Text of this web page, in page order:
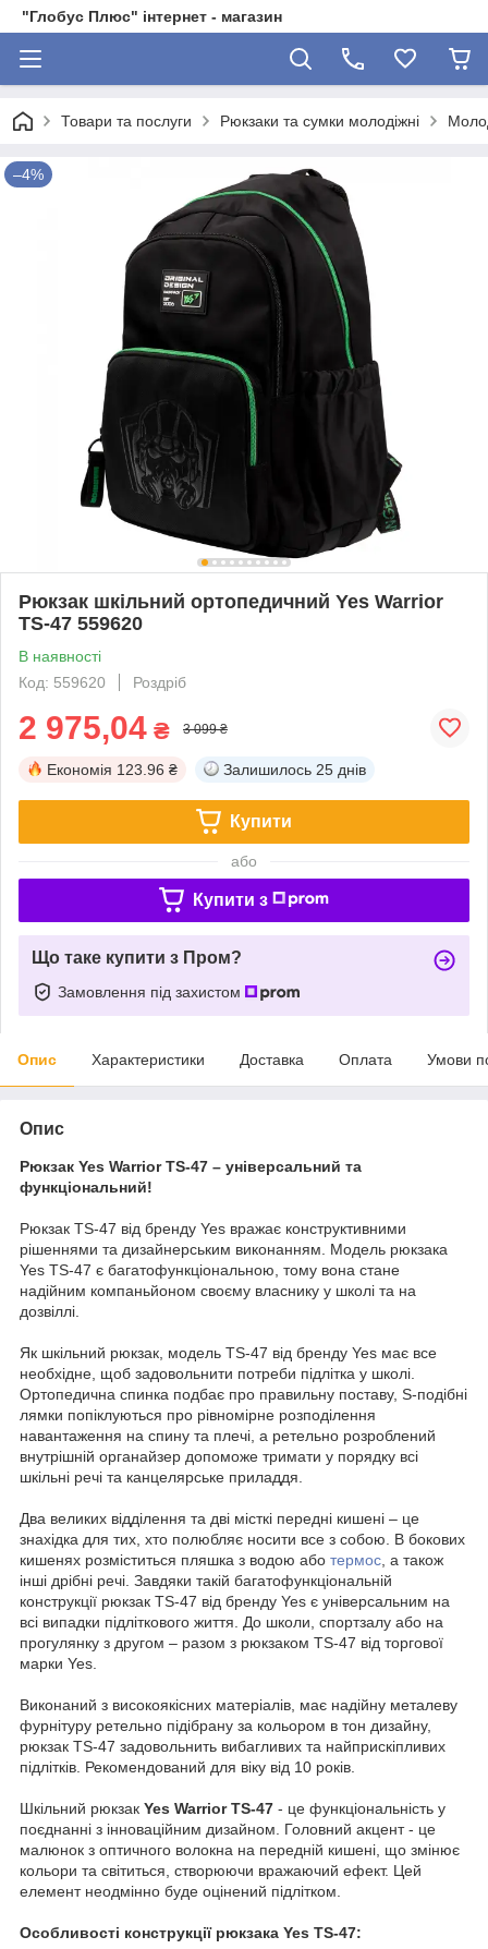
"Глобус Плюс" інтернет - магазин
Товари та послуги Рюкзаки та сумки молодіжні
–4%
Рюкзак шкільний ортопедичний Yes Warrior
TS-47 559620
В наявності
Код: 559620
Роздріб
2 975,04 ₴ 3 099 ₴
Економія 123.96 ₴ Залишилось 25 днів
Купити
або
Купити з
Що таке купити з Пром?
Замовлення під захистом
Опис Характеристики Доставка Оплата Умови
Опис
Рюкзак Yes Warrior TS-47 – універсальний та
функціональний!
Рюкзак TS-47 від бренду Yes вражає конструктивними
рішеннями та дизайнерським виконанням. Модель рюкзака
Yes TS-47 є багатофункціональною, тому вона стане
надійним компаньйоном своєму власнику у школі та на
дозвіллі.
Як шкільний рюкзак, модель TS-47 від бренду Yes має все
необхідне, щоб задовольнити потреби підлітка у школі.
Ортопедична спинка подбає про правильну поставу, S-подібні
лямки попіклуються про рівномірне розподілення
навантаження на спину та плечі, а ретельно розроблений
внутрішній органайзер допоможе тримати у порядку всі
шкільні речі та канцелярське приладдя.
Два великих відділення та дві місткі передні кишені – це
знахідка для тих, хто полюбляє носити все з собою. В бокових
кишенях розміститься пляшка з водою або термос , а також
інші дрібні речі. Завдяки такій багатофункціональній
конструкції рюкзак TS-47 від бренду Yes є універсальним на
всі випадки підліткового життя. До школи, спортзалу або на
прогулянку з другом – разом з рюкзаком TS-47 від торгової
марки Yes.
Виконаний з високоякісних матеріалів, має надійну металеву
фурнітуру ретельно підібрану за кольором в тон дизайну,
рюкзак TS-47 задовольнить вибагливих та найприскіпливих
підлітків. Рекомендований для віку від 10 років.
Шкільний рюкзак Yes Warrior TS-47 - це функціональність у
поєднанні з інноваційним дизайном. Головний акцент - це
малюнок з оптичного волокна на передній кишені, що змінює
кольори та світиться, створюючи вражаючий ефект. Цей
елемент неодмінно буде оцінений підлітком.
Особливості конструкції рюкзака Yes TS-47: